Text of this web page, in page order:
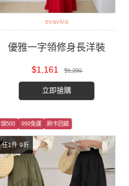
evaviva
優雅一字領修身長洋裝
$1,161 $1,290
立即搶購
任1件 9折
領500 999免運 刷卡回饋